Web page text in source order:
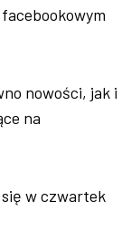
nowości, jak i
na
w czwartek